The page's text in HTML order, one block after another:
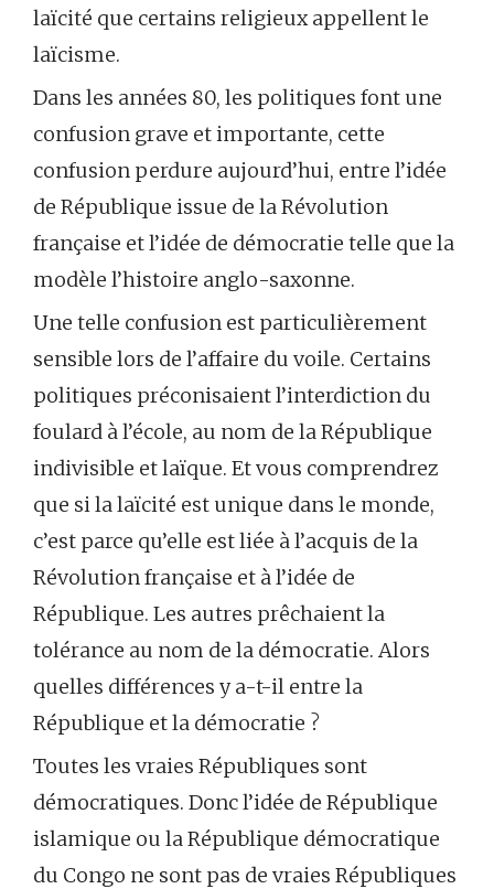
laïcité que certains religieux appellent le
laïcisme.
Dans les années 80, les politiques font une
confusion grave et importante, cette
confusion perdure aujourd’hui, entre l’idée
de République issue de la Révolution
française et l’idée de démocratie telle que la
modèle l’histoire anglo-saxonne.
Une telle confusion est particulièrement
sensible lors de l’affaire du voile. Certains
politiques préconisaient l’interdiction du
foulard à l’école, au nom de la République
indivisible et laïque. Et vous comprendrez
que si la laïcité est unique dans le monde,
c’est parce qu’elle est liée à l’acquis de la
Révolution française et à l’idée de
République. Les autres prêchaient la
tolérance au nom de la démocratie. Alors
quelles différences y a-t-il entre la
République et la démocratie ?
Toutes les vraies Républiques sont
démocratiques. Donc l’idée de République
islamique ou la République démocratique
du Congo ne sont pas de vraies Républiques